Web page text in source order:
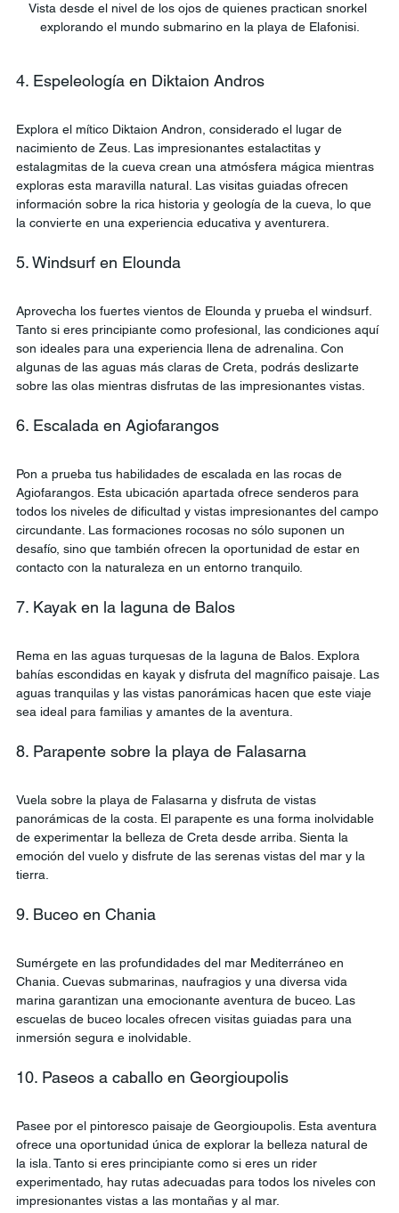
Vista desde el nivel de los ojos de quienes practican snorkel
explorando el mundo submarino en la playa de Elafonisi.
4. Espeleología en Diktaion Andros
Explora el mítico Diktaion Andron, considerado el lugar de
nacimiento de Zeus. Las impresionantes estalactitas y
estalagmitas de la cueva crean una atmósfera mágica mientras
exploras esta maravilla natural. Las visitas guiadas ofrecen
información sobre la rica historia y geología de la cueva, lo que
la convierte en una experiencia educativa y aventurera.
5. Windsurf en Elounda
Aprovecha los fuertes vientos de Elounda y prueba el windsurf.
Tanto si eres principiante como profesional, las condiciones aquí
son ideales para una experiencia llena de adrenalina. Con
algunas de las aguas más claras de Creta, podrás deslizarte
sobre las olas mientras disfrutas de las impresionantes vistas.
6. Escalada en Agiofarangos
Pon a prueba tus habilidades de escalada en las rocas de
Agiofarangos. Esta ubicación apartada ofrece senderos para
todos los niveles de dificultad y vistas impresionantes del campo
circundante. Las formaciones rocosas no sólo suponen un
desafío, sino que también ofrecen la oportunidad de estar en
contacto con la naturaleza en un entorno tranquilo.
7. Kayak en la laguna de Balos
Rema en las aguas turquesas de la laguna de Balos. Explora
bahías escondidas en kayak y disfruta del magnífico paisaje. Las
aguas tranquilas y las vistas panorámicas hacen que este viaje
sea ideal para familias y amantes de la aventura.
8. Parapente sobre la playa de Falasarna
Vuela sobre la playa de Falasarna y disfruta de vistas
panorámicas de la costa. El parapente es una forma inolvidable
de experimentar la belleza de Creta desde arriba. Sienta la
emoción del vuelo y disfrute de las serenas vistas del mar y la
tierra.
9. Buceo en Chania
Sumérgete en las profundidades del mar Mediterráneo en
Chania. Cuevas submarinas, naufragios y una diversa vida
marina garantizan una emocionante aventura de buceo. Las
escuelas de buceo locales ofrecen visitas guiadas para una
inmersión segura e inolvidable.
10. Paseos a caballo en Georgioupolis
Pasee por el pintoresco paisaje de Georgioupolis. Esta aventura
ofrece una oportunidad única de explorar la belleza natural de
la isla. Tanto si eres principiante como si eres un rider
experimentado, hay rutas adecuadas para todos los niveles con
impresionantes vistas a las montañas y al mar.